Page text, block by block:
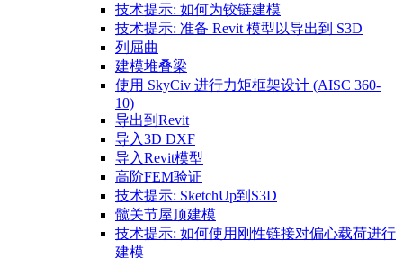
技术提示: 如何为铰链建模
技术提示: 准备 Revit 模型以导出到 S3D
列屈曲
建模堆叠梁
使用 SkyCiv 进行力矩框架设计 (AISC 360-
10)
导出到Revit
导入3D DXF
导入Revit模型
高阶FEM验证
技术提示: SketchUp到S3D
髋关节屋顶建模
技术提示: 如何使用刚性链接对偏心载荷进行
建模